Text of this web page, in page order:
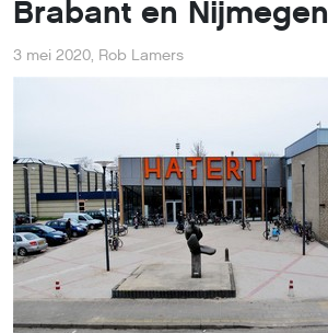
Brabant en Nijmegen
3 mei 2020, Rob Lamers